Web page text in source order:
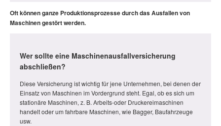
Oft können ganze Produktionsprozesse durch das Ausfallen von
Maschinen gestört werden.
Wer sollte eine Maschinenausfallversicherung
abschließen?
Diese Versicherung ist wichtig für jene Unternehmen, bei denen der
Einsatz von Maschinen im Vordergrund steht. Egal, ob es sich um
stationäre Maschinen, z. B. Arbeits-oder Druckereimaschinen
handelt oder um fahrbare Maschinen, wie Bagger, Baufahrzeuge
usw.